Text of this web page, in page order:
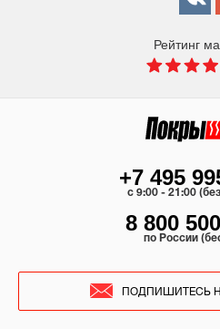
Рейтинг
+7 495
c 9:00 - 21:00
8 800
по России
ПОДПИШИТЕСЬ